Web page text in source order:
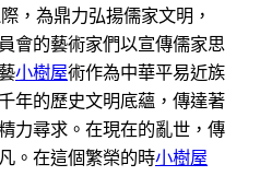
，為鼎力弘揚儒家文明，
會的藝術家們以宣傳儒家思
小樹屋術作為中華平易近族
年的歷史文明底蘊，傳達著
力尋求。在現在的亂世，傳
。在這個繁榮的時小樹屋